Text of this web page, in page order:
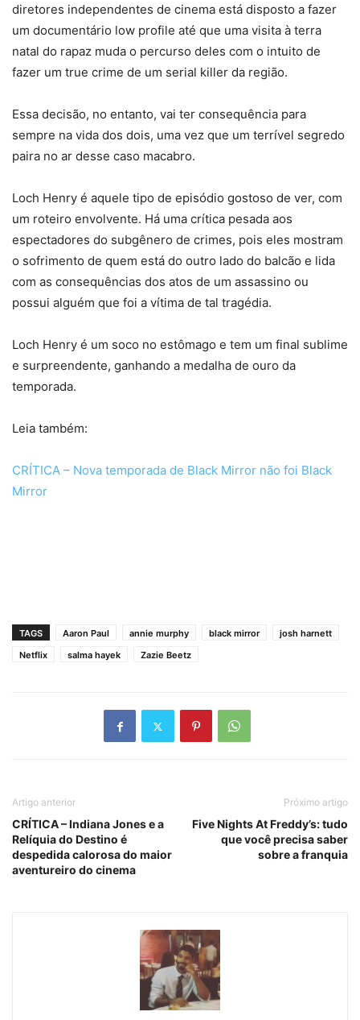
diretores independentes de cinema está disposto a fazer
um documentário low profile até que uma visita à terra
natal do rapaz muda o percurso deles com o intuito de
fazer um true crime de um serial killer da região.
Essa decisão, no entanto, vai ter consequência para
sempre na vida dos dois, uma vez que um terrível segredo
paira no ar desse caso macabro.
Loch Henry é aquele tipo de episódio gostoso de ver, com
um roteiro envolvente. Há uma crítica pesada aos
espectadores do subgênero de crimes, pois eles mostram
o sofrimento de quem está do outro lado do balcão e lida
com as consequências dos atos de um assassino ou
possui alguém que foi a vítima de tal tragédia.
Loch Henry é um soco no estômago e tem um final sublime
e surpreendente, ganhando a medalha de ouro da
temporada.
Leia também:
CRÍTICA – Nova temporada de Black Mirror não foi Black
Mirror
TAGS Aaron Paul annie murphy black mirror
josh harnett
Netflix
salma hayek Zazie Beetz
Artigo anterior
CRÍTICA – Indiana Jones e a
Relíquia do Destino é
despedida calorosa do maior
aventureiro do cinema
Próximo artigo
Five Nights At Freddy’s: tudo
que você precisa saber
sobre a franquia